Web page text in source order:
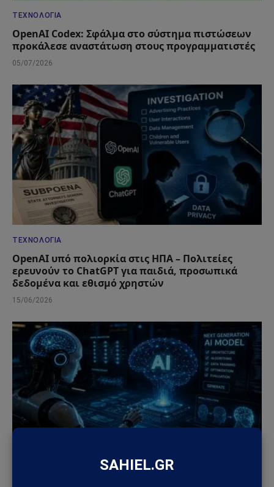
ΤΕΧΝΟΛΟΓΊΑ
OpenAI Codex: Σφάλμα στο σύστημα πιστώσεων
προκάλεσε αναστάτωση στους προγραμματιστές
05/07/2026
ΤΕΧΝΟΛΟΓΊΑ
OpenAI υπό πολιορκία στις ΗΠΑ – Πολιτείες
ερευνούν το ChatGPT για παιδιά, προσωπικά
δεδομένα και εθισμό χρηστών
15/06/2026